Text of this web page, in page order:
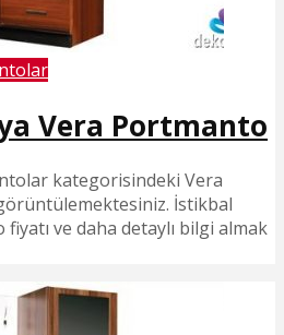
Vera Portmanto
kategorisindeki Vera
İstikbal
ve daha detaylı bilgi almak